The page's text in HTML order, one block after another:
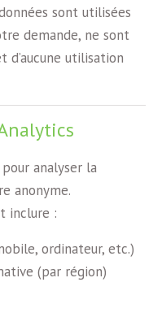
sont utilisées
demande, ne sont
d’aucune utilisation
analyser la
anonyme.
inclure :
ordinateur, etc.)
(par région)